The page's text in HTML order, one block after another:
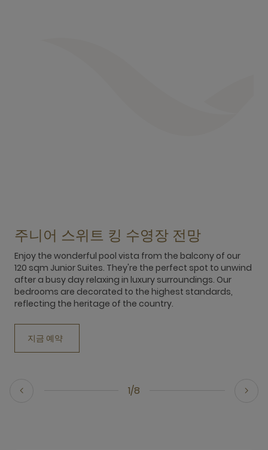
1/8
주니어 스위트 킹 수영장 전망
Enjoy the wonderful pool vista from the balcony of our
120 sqm Junior Suites. They're the perfect spot to unwind
after a busy day relaxing in luxury surroundings. Our
bedrooms are decorated to the highest standards,
reflecting the heritage of the country.
지금 예약